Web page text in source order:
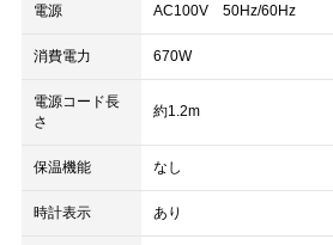
電源 AC100V 50Hz/60Hz
消費電力 670W
電源コード長
さ
約1.2m
保温機能 なし
時計表示 あり